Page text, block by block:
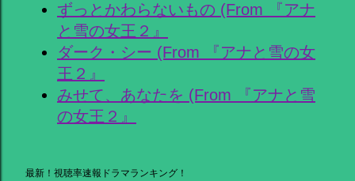
ずっとかわらないもの (From 『アナ
と雪の女王２』
ダーク・シー (From 『アナと雪の女
王２』
みせて、あなたを (From 『アナと雪
の女王２』
最新！視聴率速報ドラマランキング！